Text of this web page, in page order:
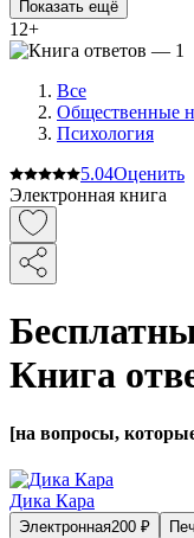
Показать ещё
12+
Все
Общественные
Психология
5.04Оценить
Электронная книга
Книга
[на вопросы,
Дика Кара
Электронная200 ₽